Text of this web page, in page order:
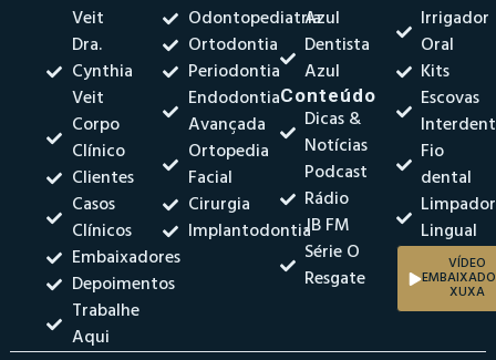
Veit
Dra.
Cynthia
Veit
Corpo
Clínico
Clientes
Casos
Clínicos
Embaixadores
Depoimentos
Trabalhe
Aqui
Odontopediatria
Ortodontia
Periodontia
Endodontia
Avançada
Ortopedia
Facial
Cirurgia
Implantodontia
Azul
Dentista
Azul
Conteúdo
Dicas &
Notícias
Podcast
Rádio
JB FM
Série O
Resgate
Irrigador
Oral
Kits
Escovas
Fio
dental
Limpador
Lingual
VÍDEO
XUXA